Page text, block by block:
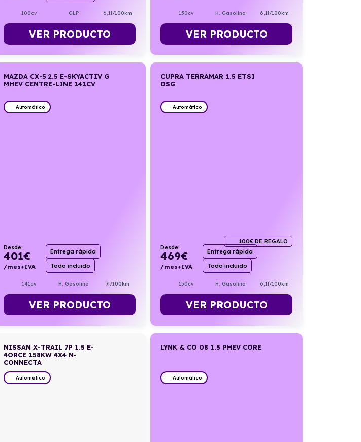
100cv GLP 6,1l/100km
VER PRODUCTO
150cv H. Gasolina 6,1l/100km
VER PRODUCTO
MAZDA CX-5 2.5 E-SKYACTIV G
MHEV CENTRE-LINE 141CV
Automático
Desde:
401€
/mes+IVA
Entrega rápida
Todo incluido
141cv H. Gasolina 7l/100km
VER PRODUCTO
CUPRA TERRAMAR 1.5 ETSI
DSG
Automático
100€ DE REGALO
Desde:
469€
/mes+IVA
Entrega rápida
Todo incluido
150cv H. Gasolina 6,1l/100km
VER PRODUCTO
NISSAN X-TRAIL 7P 1.5 E-
4ORCE 158KW 4X4 N-
CONNECTA
Automático
LYNK & CO 08 1.5 PHEV CORE
Automático